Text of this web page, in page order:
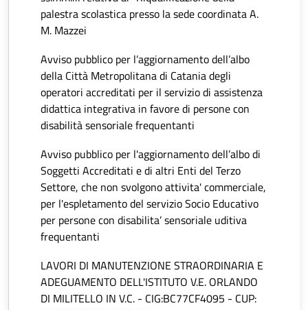
palestra scolastica presso la sede coordinata A.
M. Mazzei
Avviso pubblico per l’aggiornamento dell’albo
della Città Metropolitana di Catania degli
operatori accreditati per il servizio di assistenza
didattica integrativa in favore di persone con
disabilità sensoriale frequentanti
Avviso pubblico per l'aggiornamento dell’albo di
Soggetti Accreditati e di altri Enti del Terzo
Settore, che non svolgono attivita' commerciale,
per l'espletamento del servizio Socio Educativo
per persone con disabilita’ sensoriale uditiva
frequentanti
LAVORI DI MANUTENZIONE STRAORDINARIA E
ADEGUAMENTO DELL'ISTITUTO V.E. ORLANDO
DI MILITELLO IN V.C. - CIG:BC77CF4095 - CUP: